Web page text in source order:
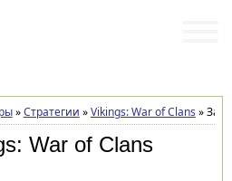
»Стратегии »Vikings: War of Clans »
War of Clans